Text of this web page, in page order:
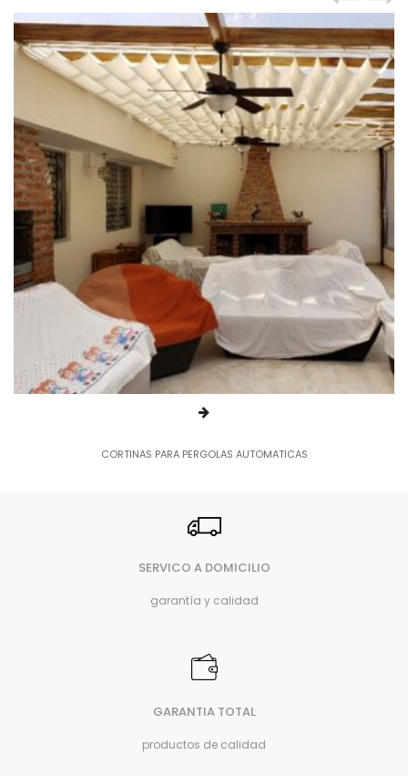
CORTINAS PARA PERGOLAS AUTOMATICAS
SERVICO A DOMICILIO
garantía y calidad
GARANTIA TOTAL
productos de calidad